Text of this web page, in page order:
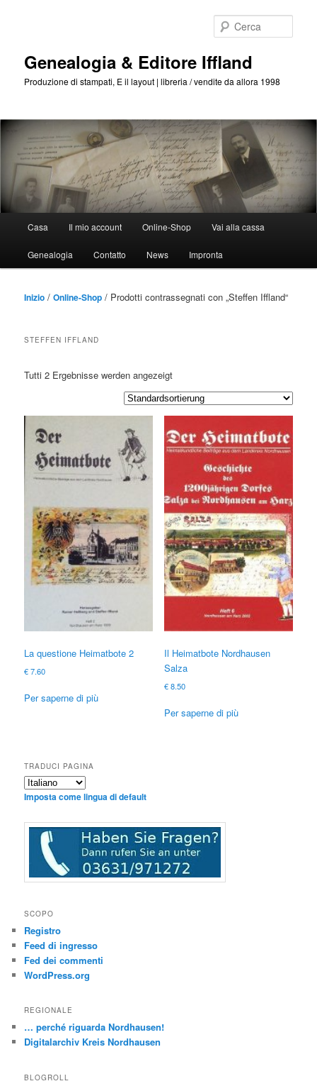
Genealogia & Editore Iffland
Produzione di stampati, E il layout | libreria / vendite da allora 1998
Casa Il mio account Online-Shop Vai alla cassa
Genealogia Contatto News Impronta
Inizio /Online-Shop / Prodotti contrassegnati con „Steffen Iffland“
STEFFEN IFFLAND
Tutti 2 Ergebnisse werden angezeigt
La questione Heimatbote 2
€7.60
Per saperne di più
Il Heimatbote Nordhausen
Salza
€8.50
Per saperne di più
TRADUCI PAGINA
Imposta come lingua di default
SCOPO
Registro
Feed di ingresso
Fed dei commenti
WordPress.org
REGIONALE
… perché riguarda Nordhausen!
Digitalarchiv Kreis Nordhausen
BLOGROLL